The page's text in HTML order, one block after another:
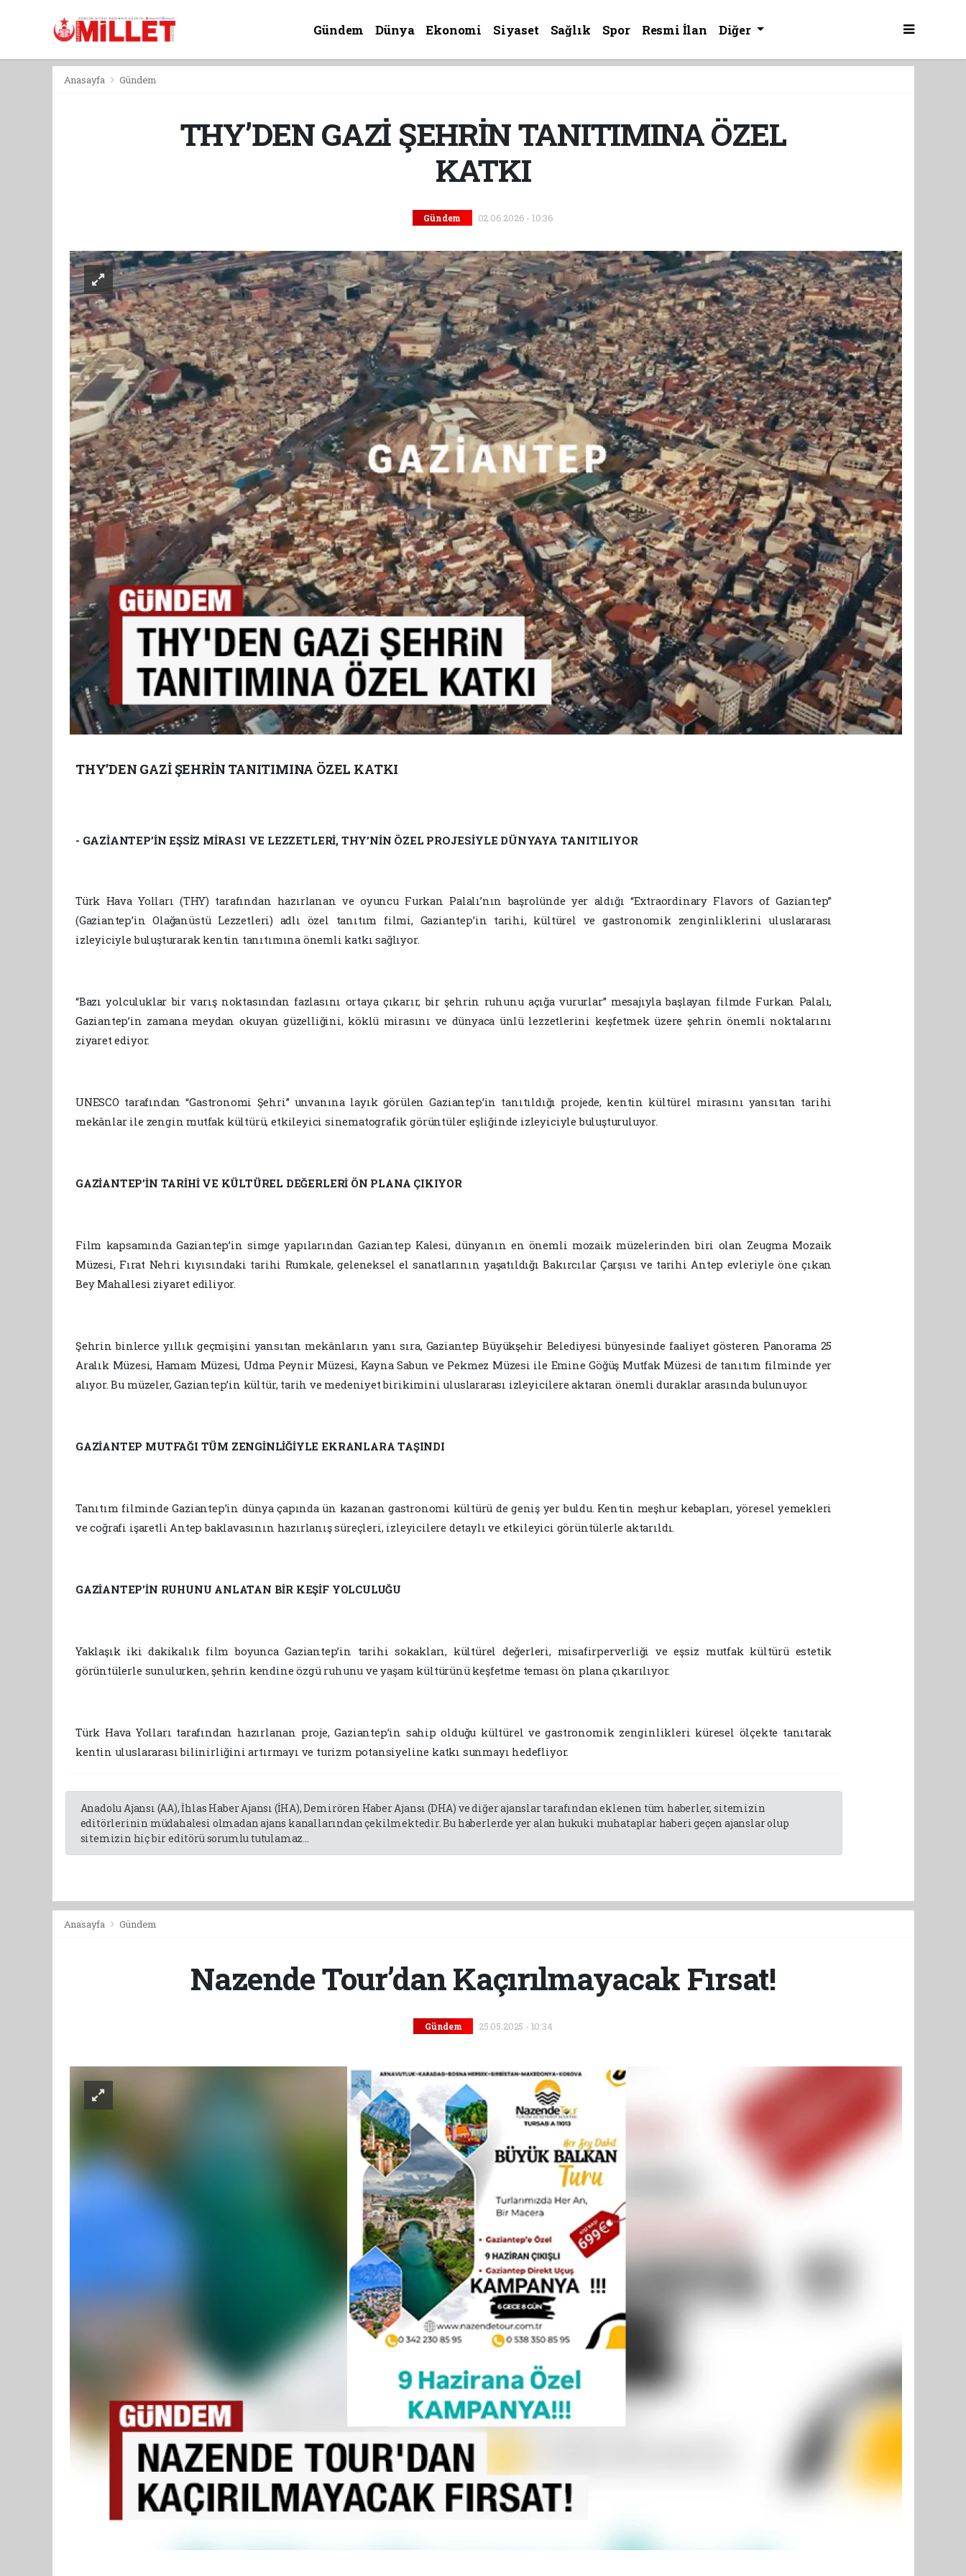
Gündem Dünya Ekonomi Siyaset Sağlık Spor Resmi İlan Diğer
Anasayfa Gündem
THY’DEN GAZİ ŞEHRİN TANITIMINA ÖZEL
KATKI
Gündem 02.06.2026 - 10:36
THY’DEN GAZİ ŞEHRİN TANITIMINA ÖZEL KATKI
- GAZİANTEP’İN EŞSİZ MİRASI VE LEZZETLERİ, THY’NİN ÖZEL PROJESİYLE DÜNYAYA TANITILIYOR
Türk Hava Yolları (THY) tarafından hazırlanan ve oyuncu Furkan Palalı’nın başrolünde yer aldığı “Extraordinary Flavors of Gaziantep”
(Gaziantep’in Olağanüstü Lezzetleri) adlı özel tanıtım filmi, Gaziantep’in tarihi, kültürel ve gastronomik zenginliklerini uluslararası
izleyiciyle buluşturarak kentin tanıtımına önemli katkı sağlıyor.
“Bazı yolculuklar bir varış noktasından fazlasını ortaya çıkarır, bir şehrin ruhunu açığa vururlar” mesajıyla başlayan filmde Furkan Palalı,
Gaziantep’in zamana meydan okuyan güzelliğini, köklü mirasını ve dünyaca ünlü lezzetlerini keşfetmek üzere şehrin önemli noktalarını
ziyaret ediyor.
UNESCO tarafından “Gastronomi Şehri” unvanına layık görülen Gaziantep’in tanıtıldığı projede, kentin kültürel mirasını yansıtan tarihi
mekânlar ile zengin mutfak kültürü, etkileyici sinematografik görüntüler eşliğinde izleyiciyle buluşturuluyor.
GAZİANTEP’İN TARİHİ VE KÜLTÜREL DEĞERLERİ ÖN PLANA ÇIKIYOR
Film kapsamında Gaziantep’in simge yapılarından Gaziantep Kalesi, dünyanın en önemli mozaik müzelerinden biri olan Zeugma Mozaik
Müzesi, Fırat Nehri kıyısındaki tarihi Rumkale, geleneksel el sanatlarının yaşatıldığı Bakırcılar Çarşısı ve tarihi Antep evleriyle öne çıkan
Bey Mahallesi ziyaret ediliyor.
Şehrin binlerce yıllık geçmişini yansıtan mekânların yanı sıra, Gaziantep Büyükşehir Belediyesi bünyesinde faaliyet gösteren Panorama 25
Aralık Müzesi, Hamam Müzesi, Udma Peynir Müzesi, Kayna Sabun ve Pekmez Müzesi ile Emine Göğüş Mutfak Müzesi de tanıtım filminde yer
alıyor. Bu müzeler, Gaziantep’in kültür, tarih ve medeniyet birikimini uluslararası izleyicilere aktaran önemli duraklar arasında bulunuyor.
GAZİANTEP MUTFAĞI TÜM ZENGİNLİĞİYLE EKRANLARA TAŞINDI
Tanıtım filminde Gaziantep’in dünya çapında ün kazanan gastronomi kültürü de geniş yer buldu. Kentin meşhur kebapları, yöresel yemekleri
ve coğrafi işaretli Antep baklavasının hazırlanış süreçleri, izleyicilere detaylı ve etkileyici görüntülerle aktarıldı.
GAZİANTEP’İN RUHUNU ANLATAN BİR KEŞİF YOLCULUĞU
Yaklaşık iki dakikalık film boyunca Gaziantep’in tarihi sokakları, kültürel değerleri, misafirperverliği ve eşsiz mutfak kültürü estetik
görüntülerle sunulurken, şehrin kendine özgü ruhunu ve yaşam kültürünü keşfetme teması ön plana çıkarılıyor.
Türk Hava Yolları tarafından hazırlanan proje, Gaziantep’in sahip olduğu kültürel ve gastronomik zenginlikleri küresel ölçekte tanıtarak
kentin uluslararası bilinirliğini artırmayı ve turizm potansiyeline katkı sunmayı hedefliyor.
Anadolu Ajansı (AA), İhlas Haber Ajansı (İHA), Demirören Haber Ajansı (DHA) ve diğer ajanslar tarafından eklenen tüm haberler, sitemizin
editörlerinin müdahalesi olmadan ajans kanallarından çekilmektedir. Bu haberlerde yer alan hukuki muhataplar haberi geçen ajanslar olup
sitemizin hiç bir editörü sorumlu tutulamaz...
Anasayfa Gündem
Nazende Tour’dan Kaçırılmayacak Fırsat!
Gündem 25.05.2025 - 10:34